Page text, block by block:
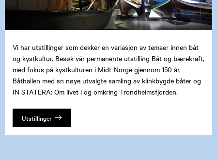
Vi har utstillinger som dekker en variasjon av temaer innen båt
og kystkultur. Besøk vår permanente utstilling Båt og bærekraft,
med fokus på kystkulturen i Midt-Norge gjennom 150 år,
Båthallen med sn nøye utvalgte samling av klinkbygde båter og
IN STATERA: Om livet i og omkring Trondheimsfjorden.
Utstillinger